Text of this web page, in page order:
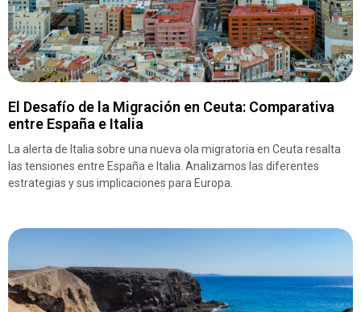
El Desafío de la Migración en Ceuta: Comparativa
entre España e Italia
La alerta de Italia sobre una nueva ola migratoria en Ceuta resalta
las tensiones entre España e Italia. Analizamos las diferentes
estrategias y sus implicaciones para Europa.